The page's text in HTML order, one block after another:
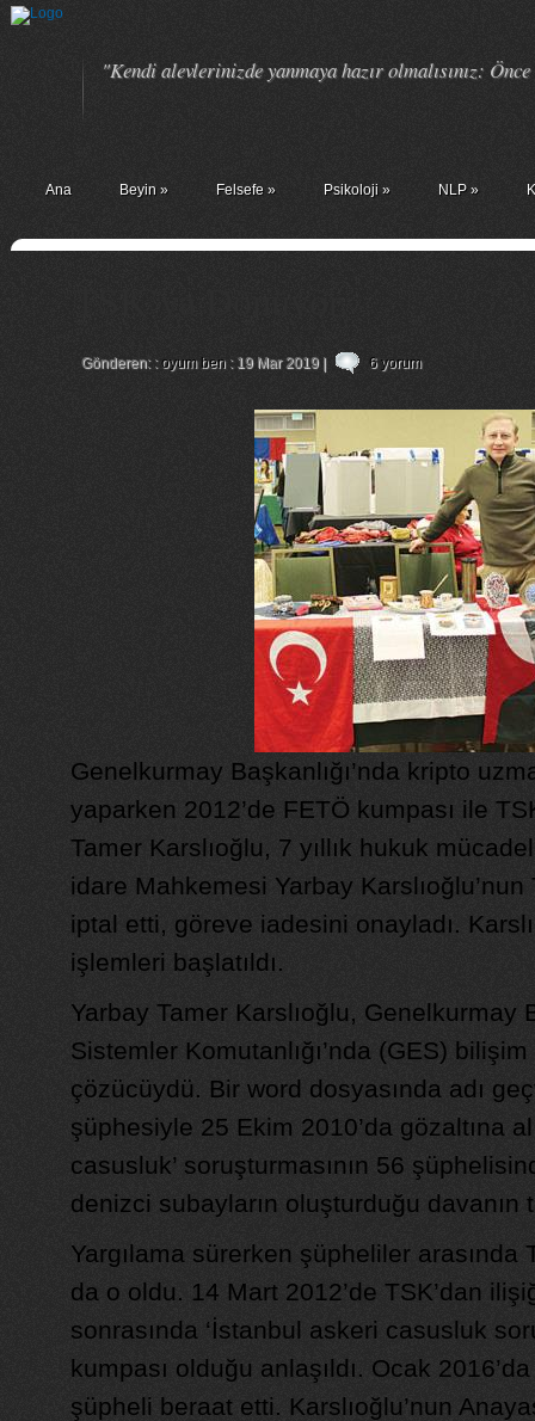
"Kendi alevlerinizde yanmaya hazır olmalısınız:
Ana Beyin» Felsefe» Psikoloji» NLP»
Gönderen: :oyum ben: 19 Mar 2019 | 6 yorum
Genelkurmay Başkanlığı’nda kripto
yaparken 2012’de FETÖ kumpası ile
Tamer Karslıoğlu, 7 yıllık hukuk
idare Mahkemesi Yarbay Karslıoğlu’nun
iptal etti, göreve iadesini onayladı.
işlemleri başlatıldı.
Yarbay Tamer Karslıoğlu, Genelkurmay
Sistemler Komutanlığı’nda (GES)
çözücüydü. Bir word dosyasında adı
şüphesiyle 25 Ekim 2010’da gözaltına
casusluk’ soruşturmasının 56
denizci subayların oluşturduğu davanın
Yargılama sürerken şüpheliler arasında
da o oldu. 14 Mart 2012’de TSK’dan
sonrasında ‘İstanbul askeri casusluk
kumpası olduğu anlaşıldı. Ocak
şüpheli beraat etti. Karslıoğlu’nun